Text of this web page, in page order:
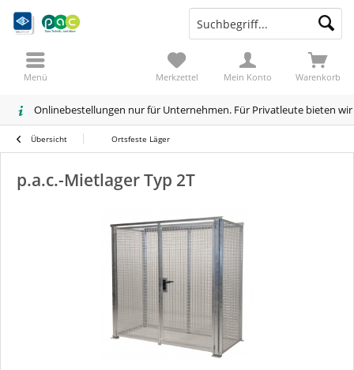
Onlinebestellungen nur für Unternehmen. Für Privatleute bieten
Warenkorb
Merkzettel Mein Konto
Menü
Übersicht Ortsfeste Läger
p.a.c.-Mietlager Typ 2T